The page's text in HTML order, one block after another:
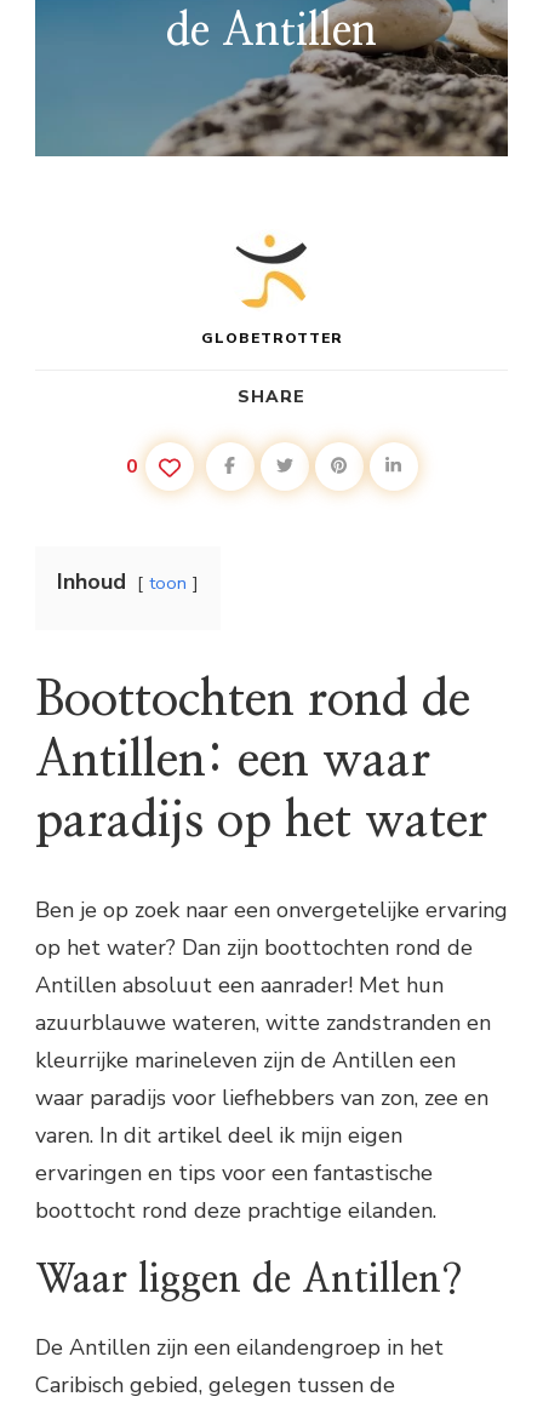
de Antillen
GLOBETROTTER
SHARE
0
Inhoud toon
Boottochten rond de
Antillen: een waar
paradijs op het water
Ben je op zoek naar een onvergetelijke ervaring
op het water? Dan zijn boottochten rond de
Antillen absoluut een aanrader! Met hun
azuurblauwe wateren, witte zandstranden en
kleurrijke marineleven zijn de Antillen een
waar paradijs voor liefhebbers van zon, zee en
varen. In dit artikel deel ik mijn eigen
ervaringen en tips voor een fantastische
boottocht rond deze prachtige eilanden.
Waar liggen de Antillen?
De Antillen zijn een eilandengroep in het
Caribisch gebied, gelegen tussen de